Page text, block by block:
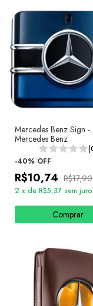
Mercedes Benz Sign -
Mercedes Benz
-40% OFF
R$10,74 R$17,90
2 x de R$5,37 sem
Comprar